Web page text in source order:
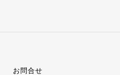
お問合せ